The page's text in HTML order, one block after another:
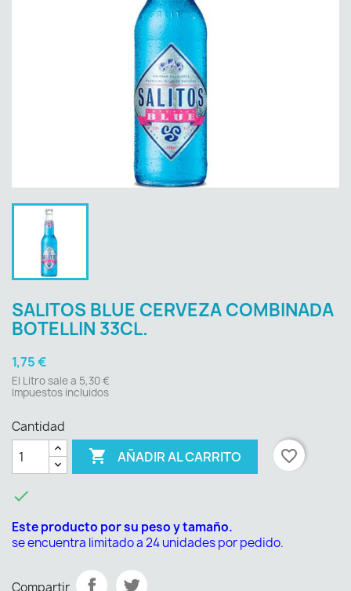
SALITOS BLUE CERVEZA COMBINADA
BOTELLIN 33CL.
1,75 €
El Litro sale a 5,30 €
Impuestos incluidos
Cantidad
 AÑADIR AL CARRITO favorite_border

Este producto por su peso y tamaño.
se encuentra limitado a 24 unidades por pedido.
Compartir